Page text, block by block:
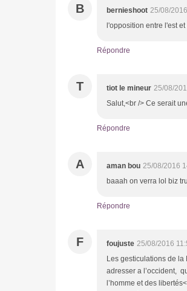
B bernieshoot 25/08/
l'opposition entre l'est
Répondre
T tiot le mineur 25/08/
Salut,<br /> Ce serait
Répondre
A aman bou 25/08/2016
baaah on verra lol biz
Répondre
F foujuste 25/08/2016
Les gesticulations de la
adresser a l’occident,
l’homme et des